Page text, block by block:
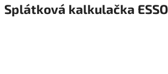
Splátková kalkulačka